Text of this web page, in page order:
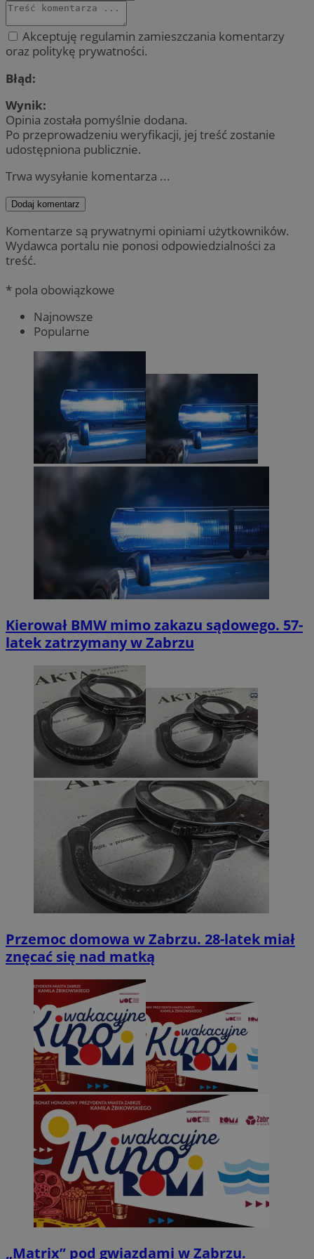
Akceptuję regulamin zamieszczania komentarzy
oraz politykę prywatności.
Błąd:
Wynik:
Opinia została pomyślnie dodana.
Po przeprowadzeniu weryfikacji, jej treść zostanie
udostępniona publicznie.
Trwa wysyłanie komentarza ...
Dodaj komentarz
Komentarze są prywatnymi opiniami użytkowników.
Wydawca portalu nie ponosi odpowiedzialności za
treść.
* pola obowiązkowe
Najnowsze
Popularne
Kierował BMW mimo zakazu sądowego. 57-
latek zatrzymany w Zabrzu
Przemoc domowa w Zabrzu. 28-latek miał
znęcać się nad matką
„Matrix” pod gwiazdami w Zabrzu.